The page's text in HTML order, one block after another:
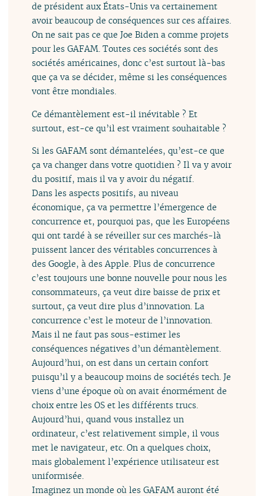
de président aux États-Unis va certainement
avoir beaucoup de conséquences sur ces affaires.
On ne sait pas ce que Joe Biden a comme projets
pour les GAFAM. Toutes ces sociétés sont des
sociétés américaines, donc c’est surtout là-bas
que ça va se décider, même si les conséquences
vont être mondiales.
Ce démantèlement est-il inévitable ? Et
surtout, est-ce qu’il est vraiment souhaitable ?
Si les GAFAM sont démantelées, qu’est-ce que
ça va changer dans votre quotidien ? Il va y avoir
du positif, mais il va y avoir du négatif.
Dans les aspects positifs, au niveau
économique, ça va permettre l’émergence de
concurrence et, pourquoi pas, que les Européens
qui ont tardé à se réveiller sur ces marchés-là
puissent lancer des véritables concurrences à
des Google, à des Apple. Plus de concurrence
c’est toujours une bonne nouvelle pour nous les
consommateurs, ça veut dire baisse de prix et
surtout, ça veut dire plus d’innovation. La
concurrence c’est le moteur de l’innovation.
Mais il ne faut pas sous-estimer les
conséquences négatives d’un démantèlement.
Aujourd’hui, on est dans un certain confort
puisqu’il y a beaucoup moins de sociétés tech. Je
viens d’une époque où on avait énormément de
choix entre les OS et les différents trucs.
Aujourd’hui, quand vous installez un
ordinateur, c’est relativement simple, il vous
met le navigateur, etc. On a quelques choix,
mais globalement l’expérience utilisateur est
uniformisée.
Imaginez un monde où les GAFAM auront été